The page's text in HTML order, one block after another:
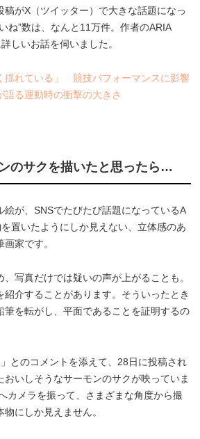
稿がX（ツイッター）で大きな話題になっ
ね”数は、なんと11万件。作者のARIA
しいお話を伺いました。
揺れている」 競技パフォーマンスに影響
る運動時の衝撃の大きさ
のサクを描いたと思ったら…
が、SNSでたびたび話題になっているA
置いたようにしか見えない、立体感のあ
家です。
写真だけでは疑いの声が上がることも。
紹介することがあります。そういったとき
筆を転がし、平面であることを証明するの
」とのコメントを添えて、28日に投稿され
おいしそうなサーモンのサクが映っていま
カメラを振って、さまざまな角度から撮
にしか見えません。